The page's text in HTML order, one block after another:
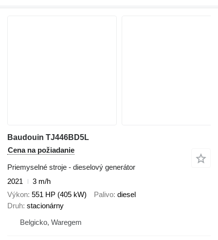
Baudouin TJ446BD5L
Cena na požiadanie
Priemyselné stroje - dieselový generátor
2021
3 m/h
Výkon 551 HP (405 kW) Palivo diesel
Druh stacionárny
Belgicko, Waregem